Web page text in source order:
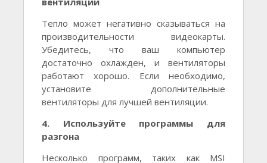
Тепло может негативно сказываться на
производительности видеокарты.
Убедитесь, что ваш компьютер
достаточно охлажден, и вентиляторы
работают хорошо. Если необходимо,
установите дополнительные
вентиляторы для лучшей вентиляции.
4. Используйте программы для
разгона
Несколько программ, таких как MSI